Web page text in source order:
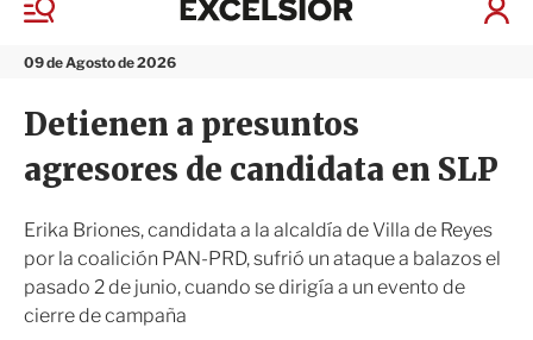
M
n
09 de Agosto de 2026
I
r
S
ó
x
i
o
r
Detienen a presuntos
agresores de candidata en SLP
Erika Briones, candidata a la alcaldía de Villa de Reyes
por la coalición PAN-PRD, sufrió un ataque a balazos el
pasado 2 de junio, cuando se dirigía a un evento de
cierre de campaña